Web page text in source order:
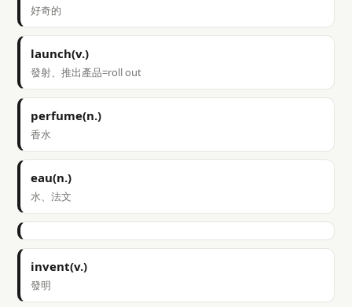
好奇的
launch(v.)
發射、推出產品=roll out
perfume(n.)
香水
eau(n.)
水、法文
invent(v.)
發明